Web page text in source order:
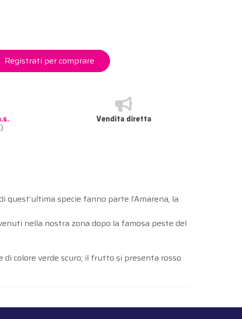
Registrati per comprare
Vendita diretta
quest’ultima specie fanno parte l’Amarena, la
nella nostra zona dopo la famosa peste del
colore verde scuro; il frutto si presenta rosso